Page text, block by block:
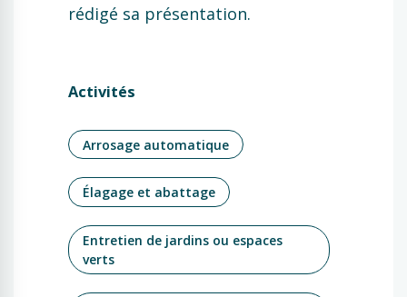
rédigé sa présentation.
Activités
Arrosage automatique
Élagage et abattage
Entretien de jardins ou espaces
verts